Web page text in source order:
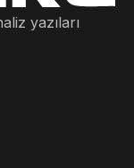
yazıları